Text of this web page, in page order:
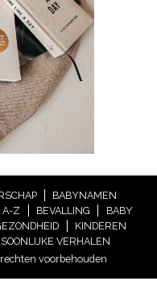
BABYNAMEN
A-Z BEVALLING
BABY
KINDEREN
VERHALEN
voorbehouden